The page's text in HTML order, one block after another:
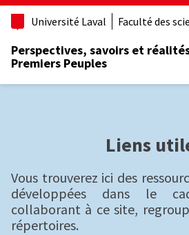
A
u
Université Laval Faculté des
Perspectives, savoirs et
Premiers Peuples
Liens
Vous trouverez ici des
développées dans le
collaborant à ce site,
répertoires.